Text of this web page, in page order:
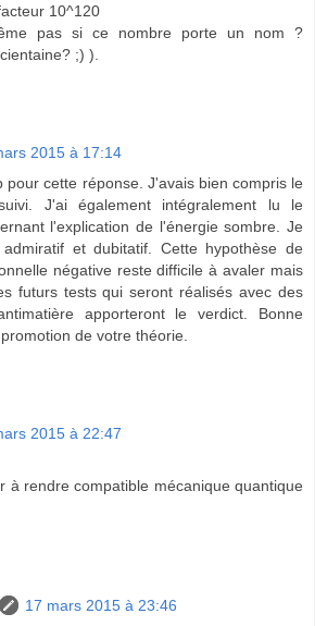
10^120
pas si ce nombre porte un nom ?
;) ).
2015 à 17:14
pour cette réponse. J'avais bien compris le
J'ai également intégralement lu le
l'explication de l'énergie sombre. Je
et dubitatif. Cette hypothèse de
négative reste difficile à avaler mais
futurs tests qui seront réalisés avec des
apporteront le verdict. Bonne
de votre théorie.
2015 à 22:47
à rendre compatible mécanique quantique
17 mars 2015 à 23:46